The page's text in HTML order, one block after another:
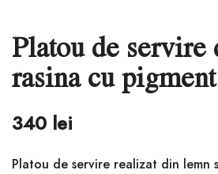
Platou de
rasina cu
340 lei
Platou de servire realizat din lemn